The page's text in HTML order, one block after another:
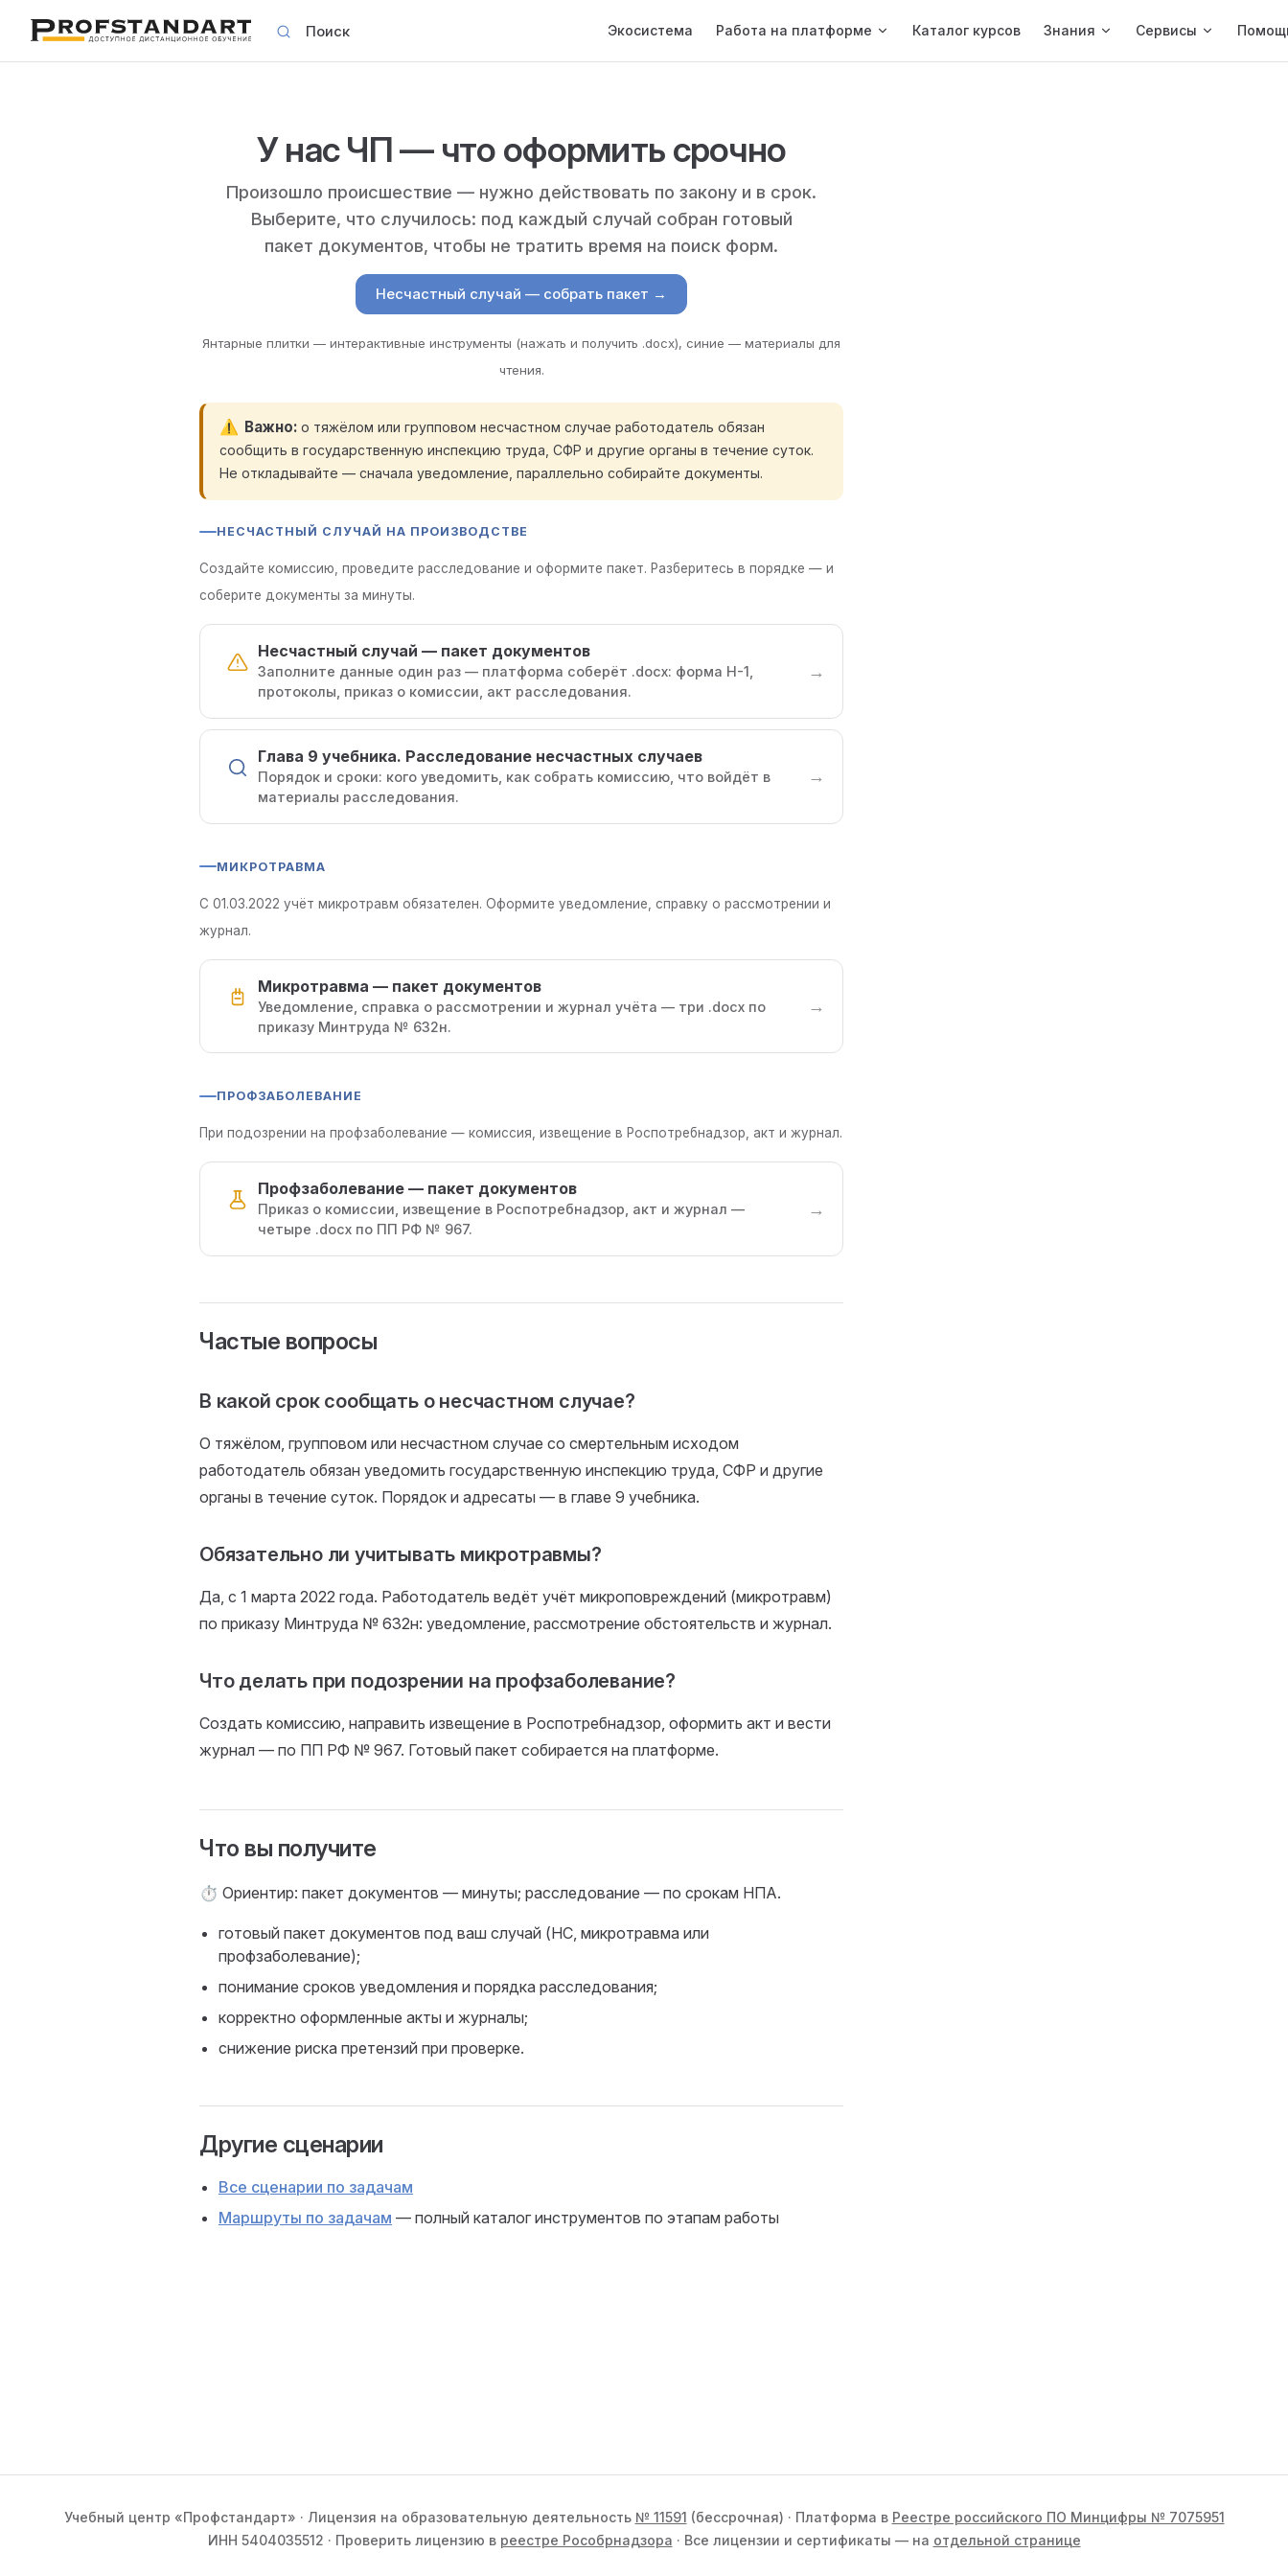
Skip to content Поиск Экосистема Работа на платформе Каталог курсов Знания Сервисы
У нас ЧП — что оформить срочно
Произошло происшествие — нужно действовать по закону и в срок.
Выберите, что случилось: под каждый случай собран готовый
пакет документов, чтобы не тратить время на поиск форм.
Несчастный случай — собрать пакет →
Янтарные плитки — интерактивные инструменты (нажать и получить .docx), синие — материалы для
чтения.
Важно о тяжёлом или групповом несчастном случае работодатель обязан
сообщить в государственную инспекцию труда, СФР и другие органы в течение суток.
Не откладывайте — сначала уведомление, параллельно собирайте документы.
НЕСЧАСТНЫЙ СЛУЧАЙ НА ПРОИЗВОДСТВЕ
Создайте комиссию, проведите расследование и оформите пакет. Разберитесь в порядке — и
соберите документы за минуты.
Несчастный случай — пакет документов
Заполните данные один раз — платформа соберёт .docx: форма Н-1,
протоколы, приказ о комиссии, акт расследования.
→
Глава 9 учебника. Расследование несчастных случаев
Порядок и сроки: кого уведомить, как собрать комиссию, что войдёт в
материалы расследования.
→
МИКРОТРАВМА
С 01.03.2022 учёт микротравм обязателен. Оформите уведомление, справку о рассмотрении и
журнал.
Микротравма — пакет документов
Уведомление, справка о рассмотрении и журнал учёта — три .docx по
приказу Минтруда № 632н.
→
ПРОФЗАБОЛЕВАНИЕ
При подозрении на профзаболевание — комиссия, извещение в Роспотребнадзор, акт и журнал.
Профзаболевание — пакет документов
Приказ о комиссии, извещение в Роспотребнадзор, акт и журнал —
четыре .docx по ПП РФ № 967.
→
Частые вопросы
В какой срок сообщать о несчастном случае?
О тяжёлом, групповом или несчастном случае со смертельным исходом
работодатель обязан уведомить государственную инспекцию труда, СФР и другие
органы в течение суток. Порядок и адресаты — в главе 9 учебника.
Обязательно ли учитывать микротравмы?
Да, с 1 марта 2022 года. Работодатель ведёт учёт микроповреждений (микротравм)
по приказу Минтруда № 632н: уведомление, рассмотрение обстоятельств и журнал.
Что делать при подозрении на профзаболевание?
Создать комиссию, направить извещение в Роспотребнадзор, оформить акт и вести
журнал — по ПП РФ № 967. Готовый пакет собирается на платформе.
Что вы получите
⏱ Ориентир: пакет документов — минуты; расследование — по срокам НПА.
готовый пакет документов под ваш случай (НС, микротравма или
профзаболевание);
понимание сроков уведомления и порядка расследования;
корректно оформленные акты и журналы;
снижение риска претензий при проверке.
Другие сценарии
Все сценарии по задачам
Маршруты по задачам — полный каталог инструментов по этапам работы
Учебный центр «Профстандарт» · Лицензия на образовательную деятельность № 11591 (бессрочная) · Платформа в Реестре российского ПО Минцифры № 7075951
ИНН 5404035512 · Проверить лицензию в реестре Рособрнадзора · Все лицензии и сертификаты — на отдельной странице